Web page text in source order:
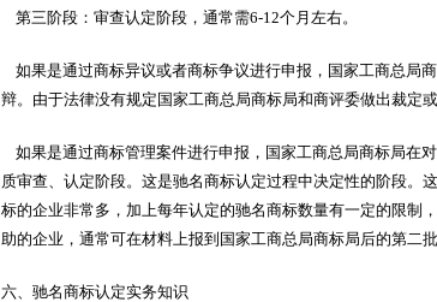
第三阶段：审查认定阶段，通常需6-12个月左右。
如果是通过商标异议或者商标争议进行申报，国家工商总局
辩。由于法律没有规定国家工商总局商标局和商评委做出裁定
如果是通过商标管理案件进行申报，国家工商总局商标局在
质审查、认定阶段。这是驰名商标认定过程中决定性的阶段。
标的企业非常多，加上每年认定的驰名商标数量有一定的限制
助的企业，通常可在材料上报到国家工商总局商标局后的第二批
六、驰名商标认定实务知识